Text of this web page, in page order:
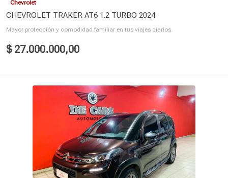
Chevrolet
CHEVROLET TRAKER AT6 1.2 TURBO 2024
Mayor protección y comodidad familiar en tus viajes diarios.
$ 27.000.000,00